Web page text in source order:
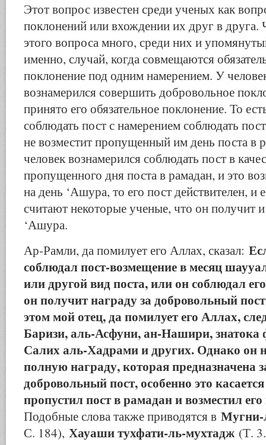
Этот вопрос известен среди ученых как
поклонений или вхождении их друг в друга.
этого вопроса много, среди них и
именно, случай, когда совмещаются
поклонение под одним намерением. У
вознамерился совершить добровольное
принято его обязательное поклонение. То
соблюдать пост с намерением соблюдать
не возместит пропущенный им день поста в
человек вознамерился соблюдать пост в
пропущенного дня поста в рамадан, и это
на день ‘Ашура, то его пост действителен, и
считают некоторые ученые, что он получит
‘Ашура.
Ар-Рамли, да помилует его Аллах, сказал:
соблюдал пост-возмещение в месяц
или другой вид поста, или он соблюдал
он получит награду за добровольный
этом мой отец, да помилует его Аллах,
Баризи, аль-Асфуни, ан-Нашири, знатока
Салих аль-Хадрами и других. Однако он
полную награду, которая предназначена
добровольный пост, особенно это
пропустил пост в рамадан и возместил
Подобные слова также приводятся в Мугни-
С. 184), Хауаши тухфати-ль-мухтадж(Т.